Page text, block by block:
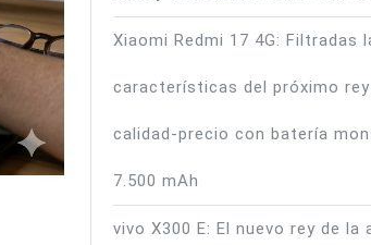
Xiaomi Redmi 17 4G: Filtradas
características del próximo
calidad-precio con batería
7.500 mAh
vivo X300 E: El nuevo rey de la